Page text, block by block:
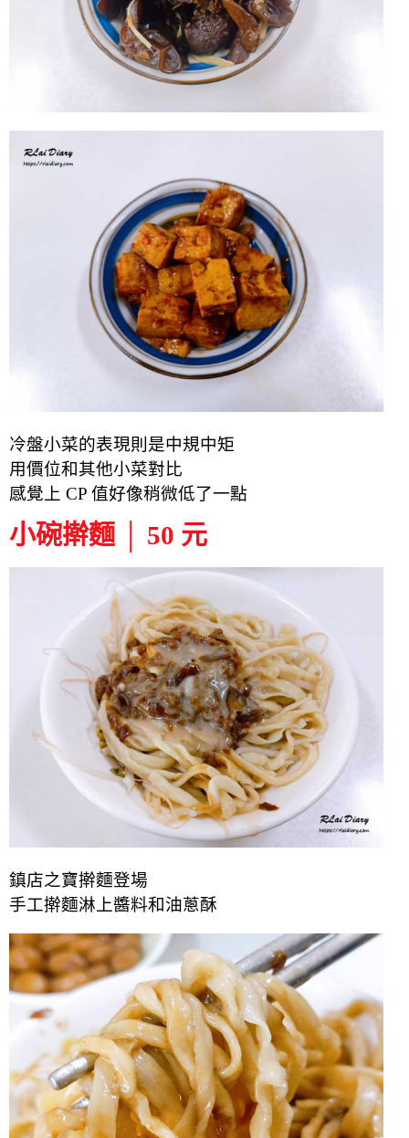
冷盤小菜的表現則是中規中矩
用價位和其他小菜對比
感覺上 CP 值好像稍微低了一點
小碗擀麵 │ 50 元
鎮店之寶擀麵登場
手工擀麵淋上醬料和油蔥酥